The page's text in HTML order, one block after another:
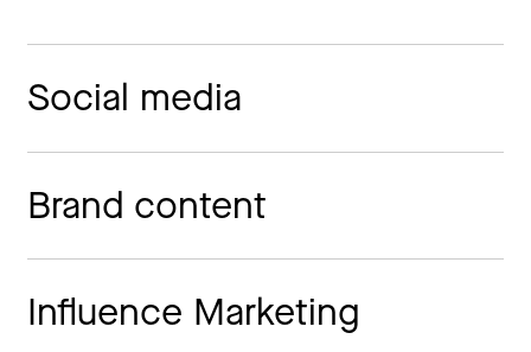
Social media
Brand content
Influence Marketing